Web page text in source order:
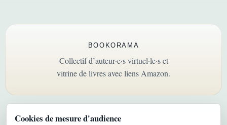
Cookies de mesure d'audience
BOOKORAMA
Collectif d’auteur·e·s virtuel·le·s et
vitrine de livres avec liens Amazon.